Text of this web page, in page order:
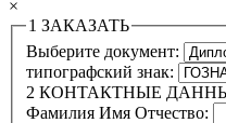
×
1 ЗАКАЗАТЬ
Выберите документ:
типографский знак:
2 КОНТАКТНЫЕ
Фамилия Имя Отчество: